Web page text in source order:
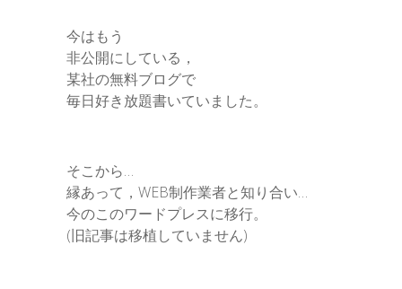
今はもう
非公開にしている，
某社の無料ブログで
毎日好き放題書いていました。
そこから…
縁あって，WEB制作業者と知り合い…
今のこのワードプレスに移行。
(旧記事は移植していません)